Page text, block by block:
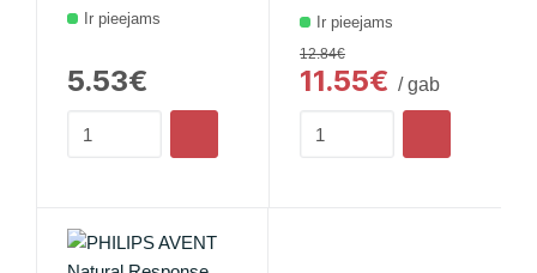
Ir pieejams
5.53€
Ir pieejams
12.84€
11.55€ / gab